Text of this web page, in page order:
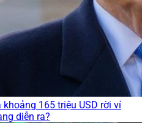
165 triệu USD rời ví
diễn ra?